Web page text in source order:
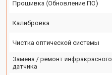
Прошивка (Обновление ПО)
Калибровка
Чистка оптической системы
Замена / ремонт инфракрасного
датчика